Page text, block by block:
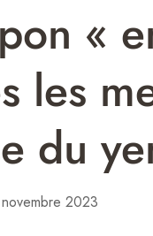
«
les
du
2023